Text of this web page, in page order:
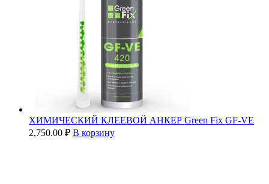
ХИМИЧЕСКИЙ КЛЕЕВОЙ АНКЕР Green Fix GF-VE
2,750.00 ₽ В корзину